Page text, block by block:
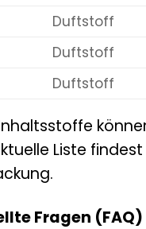
Duftstoff
Duftstoff
Duftstoff
Liste
Fragen (FAQ)